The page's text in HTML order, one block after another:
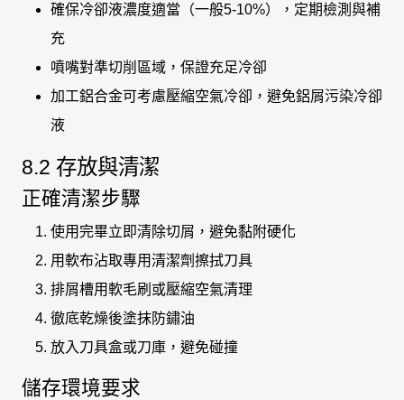
確保冷卻液濃度適當（一般5-10%），定期檢測與補
充
噴嘴對準切削區域，保證充足冷卻
加工鋁合金可考慮壓縮空氣冷卻，避免鋁屑污染冷卻
液
8.2 存放與清潔
正確清潔步驟
使用完畢立即清除切屑，避免黏附硬化
用軟布沾取專用清潔劑擦拭刀具
排屑槽用軟毛刷或壓縮空氣清理
徹底乾燥後塗抹防鏽油
放入刀具盒或刀庫，避免碰撞
儲存環境要求